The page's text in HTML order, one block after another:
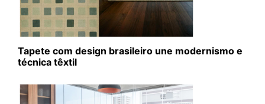
Tapete com design brasileiro une modernismo e
técnica têxtil